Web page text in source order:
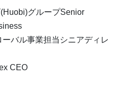
グループSenior
バル事業担当シニアディレ
CEO